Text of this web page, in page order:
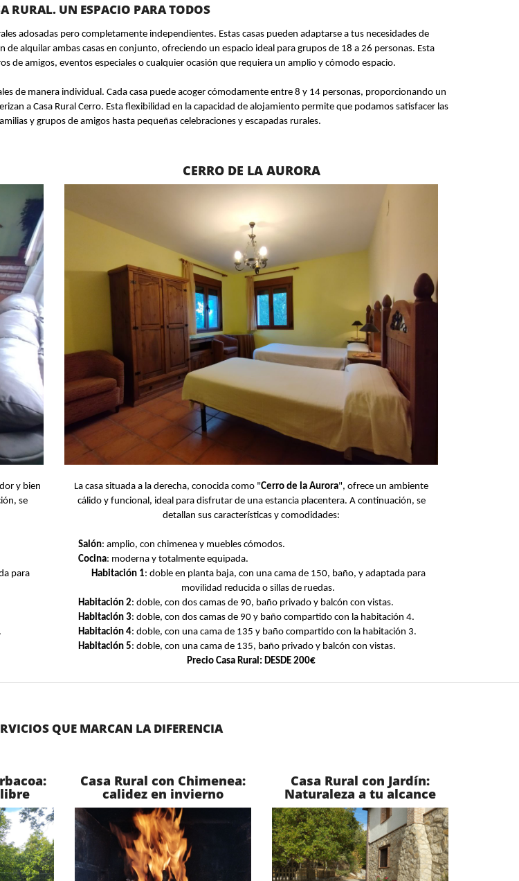
RURAL. UN ESPACIO PARA TODOS
adosadas pero completamente independientes. Estas casas pueden adaptarse a tus necesidades de
alquilar ambas casas en conjunto, ofreciendo un espacio ideal para grupos de 18 a 26 personas. Esta
de amigos, eventos especiales o cualquier ocasión que requiera un amplio y cómodo espacio.
de manera individual. Cada casa puede acoger cómodamente entre 8 y 14 personas, proporcionando un
a Casa Rural Cerro. Esta flexibilidad en la capacidad de alojamiento permite que podamos satisfacer las
y grupos de amigos hasta pequeñas celebraciones y escapadas rurales.
y bien
se
para
CERRO DE LA AURORA
La casa situada a la derecha, conocida como "Cerro de la Aurora", ofrece un ambiente
cálido y funcional, ideal para disfrutar de una estancia placentera. A continuación, se
detallan sus características y comodidades:
Salón: amplio, con chimenea y muebles cómodos.
Cocina: moderna y totalmente equipada.
Habitación 1: doble en planta baja, con una cama de 150, baño, y adaptada para
movilidad reducida o sillas de ruedas.
Habitación 2: doble, con dos camas de 90, baño privado y balcón con vistas.
Habitación 3: doble, con dos camas de 90 y baño compartido con la habitación 4.
Habitación 4: doble, con una cama de 135 y baño compartido con la habitación 3.
Habitación 5: doble, con una cama de 135, baño privado y balcón con vistas.
Precio Casa Rural: DESDE 200€
QUE MARCAN LA DIFERENCIA
Casa Rural con Chimenea:
calidez en invierno
Casa Rural con Jardín:
Naturaleza a tu alcance